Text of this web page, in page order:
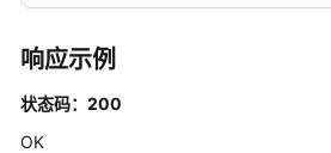
管
响应示例
状态码：200
OK